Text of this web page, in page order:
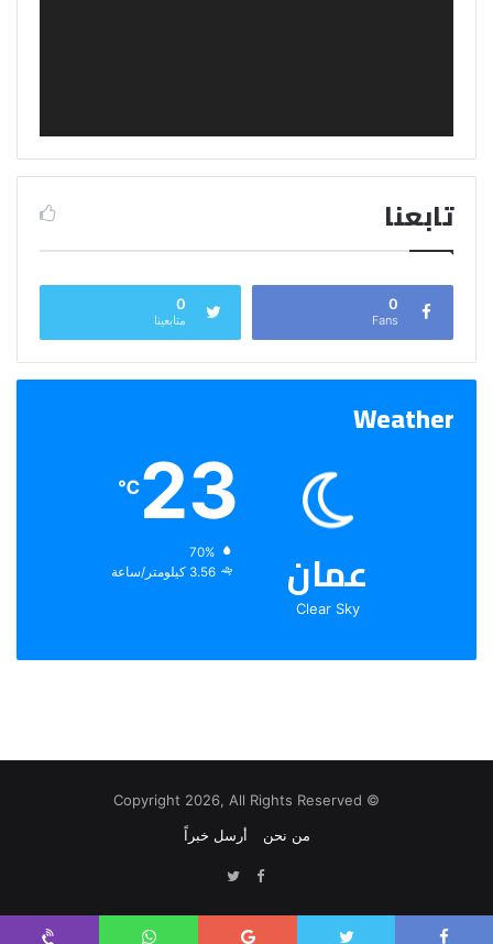
تابعنا
0
Fans
0
متابعينا
Weather
عمان
Clear Sky
23
℃
الرطوبة:
الرياح:3.56 كيلومتر/ساعة
© Copyright 2026, All Rights Reserved
من نحن
أرسل خبراً